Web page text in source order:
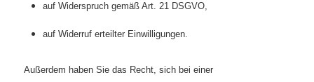
auf Widerspruch gemäß Art. 21 DSGVO,
auf Widerruf erteilter Einwilligungen.
Außerdem haben Sie das Recht, sich bei einer